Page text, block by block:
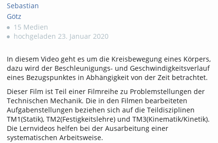
Sebastian
Götz
15 Medien
hochgeladen 23. Januar 2020
In diesem Video geht es um die Kreisbewegung eines Körpers,
dazu wird der Beschleunigungs- und Geschwindigkeitsverlauf
eines Bezugspunktes in Abhängigkeit von der Zeit betrachtet.
Dieser Film ist Teil einer Filmreihe zu Problemstellungen der
Technischen Mechanik. Die in den Filmen bearbeiteten
Aufgabenstellungen beziehen sich auf die Teildisziplinen
TM1(Statik), TM2(Festigkeitslehre) und TM3(Kinematik/Kinetik).
Die Lernvideos helfen bei der Ausarbeitung einer
systematischen Arbeitsweise.